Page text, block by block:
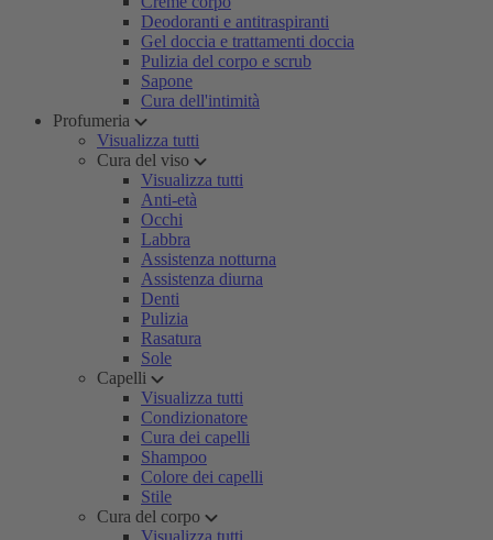
Deodoranti e antitraspiranti
Gel doccia e trattamenti doccia
Pulizia del corpo e scrub
Sapone
Cura dell'intimità
Profumeria
Visualizza tutti
Cura del viso
Visualizza tutti
Anti-età
Occhi
Labbra
Assistenza notturna
Assistenza diurna
Denti
Pulizia
Rasatura
Sole
Capelli
Visualizza tutti
Condizionatore
Cura dei capelli
Shampoo
Colore dei capelli
Stile
Cura del corpo
Visualizza tutti